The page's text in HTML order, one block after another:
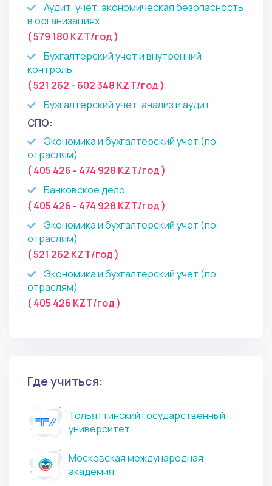
Аудит, учет, экономическая безопасность
в организациях
( 579 180 KZT/год )
Бухгалтерский учет и внутренний
контроль
( 521 262 - 602 348 KZT/год )
Бухгалтерский учет, анализ и аудит
СПО:
Экономика и бухгалтерский учет (по
отраслям)
( 405 426 - 474 928 KZT/год )
Банковское дело
( 405 426 - 474 928 KZT/год )
Экономика и бухгалтерский учет (по
отраслям)
( 521 262 KZT/год )
Экономика и бухгалтерский учет (по
отраслям)
( 405 426 KZT/год )
Где учиться:
Тольяттинский государственный
университет
Московская международная
академия